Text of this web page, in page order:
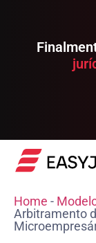
Home -
Arbitramento